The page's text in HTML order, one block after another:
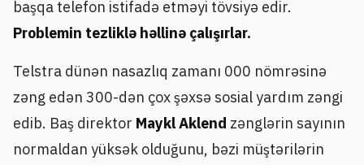
başqa telefon istifadə etməyi tövsiyə edir.
Problemin tezliklə həllinə çalışırlar.
Telstra dünən nasazlıq zamanı 000 nömrəsinə
zəng edən 300-dən çox şəxsə sosial yardım zəngi
edib. Baş direktor Maykl Aklend zənglərin sayının
normaldan yüksək olduğunu, bəzi müştərilərin